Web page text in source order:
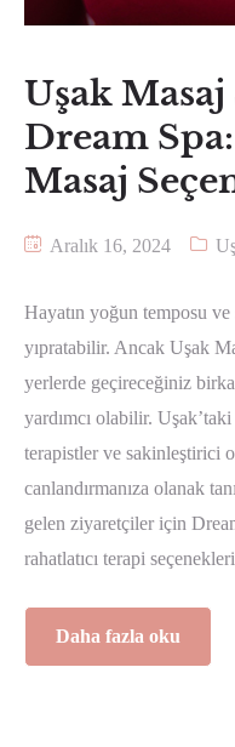
Uşak
Dream
Masaj
Aralık 16, 2024
Hayatın yoğun temposu
yıpratabilir. Ancak Uşak
yerlerde geçireceğiniz
yardımcı olabilir.
terapistler ve sakinleştirici
canlandırmanıza olanak
gelen ziyaretçiler için
rahatlatıcı terapi
Daha fazla oku